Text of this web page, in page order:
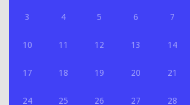
3 4 5 6 7
10 11 12 13 14
17 18 19 20 21
24 25 26 27 28